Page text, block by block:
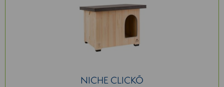
NICHE CLICKÓ